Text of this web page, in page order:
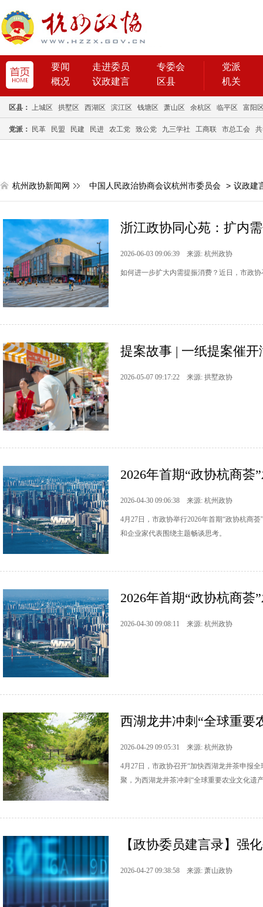
要闻 走进委员
专委会
概况
议政建言 区县
党派
机关
区县： 上城区 拱墅区 西湖区 滨江区 钱塘区 萧山区 余杭区 临平区 富阳
党派： 民革 民盟 民建 民进 农工党 致公党 九三学社 工商联 市总工会
杭州政协新闻网 中国人民政治协商会议杭州市委员会 > 议政建
浙江政协同心苑：扩内
2026-06-03 09:06:39 来源: 杭州政协
如何进一步扩大内需提振消费？近日，市政
提案故事 | 一纸提案催开
2026-05-07 09:17:22 来源: 拱墅政协
2026年首期“政协杭商荟
2026-04-30 09:06:38 来源: 杭州政协
4月27日，市政协举行2026年首期“政协杭商
和企业家代表围绕主题畅谈思考。
2026年首期“政协杭商荟
2026-04-30 09:08:11 来源: 杭州政协
西湖龙井冲刺“全球重要
2026-04-29 09:05:31 来源: 杭州政协
4月27日，市政协召开“加快西湖龙井茶申报
聚，为西湖龙井茶冲刺“全球重要农业文化遗
【政协委员建言录】强
2026-04-27 09:38:58 来源: 萧山政协